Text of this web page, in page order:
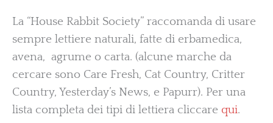
La “House Rabbit Society” raccomanda di usare
sempre lettiere naturali, fatte di erbamedica,
avena, agrume o carta. (alcune marche da
cercare sono Care Fresh, Cat Country, Critter
Country, Yesterday’s News, e Papurr). Per una
lista completa dei tipi di lettiera cliccare qui.